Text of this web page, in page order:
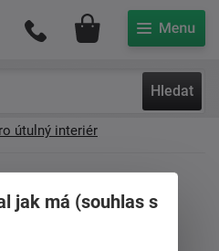
Hledat
Můj účet
útulný interiér
na
jak má (souhlas s